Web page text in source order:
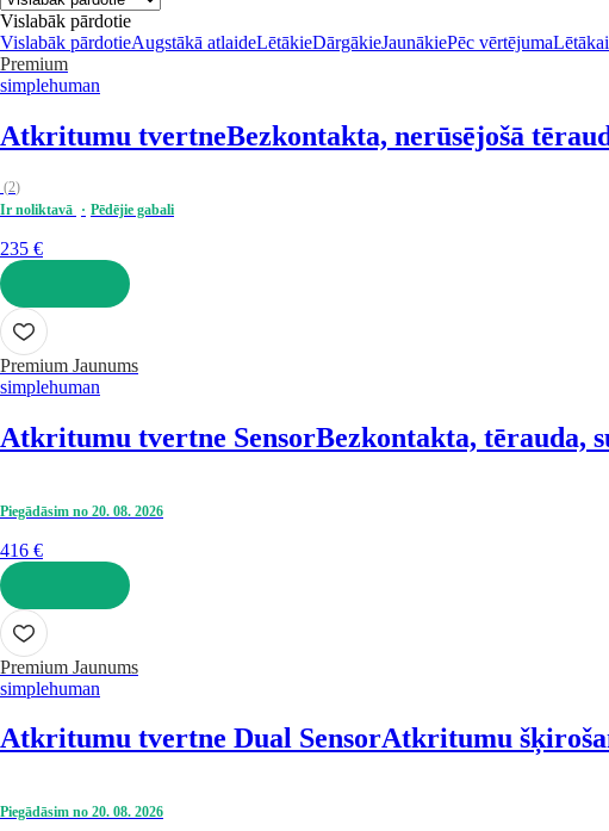
Vislabāk pārdotie
Vislabāk pārdotieAugstākā atlaideLētākieDārgākieJaunākiePēc vērtējuma
Premium
simplehuman
Atkritumu tvertneBezkontakta, nerūsējošā
(2)
Ir noliktavā
Pēdējie gabali
235 €
LIKT GROZĀ
Premium Jaunums
simplehuman
Atkritumu tvertne SensorBezkontakta, tērauda,
Piegādāsim no 20. 08. 2026
416 €
LIKT GROZĀ
Premium Jaunums
simplehuman
Atkritumu tvertne Dual SensorAtkritumu
Piegādāsim no 20. 08. 2026